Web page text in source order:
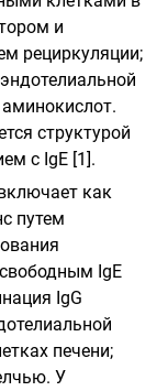
и
рециркуляции;
структурой
с IgE [1].
как
путем
IgE
IgG
печени;
У